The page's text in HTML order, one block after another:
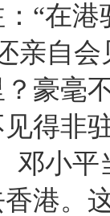
“在
亲自
豪毫
得非
邓小
港。